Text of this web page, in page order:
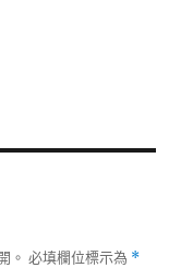
。 必填欄位標示為 *